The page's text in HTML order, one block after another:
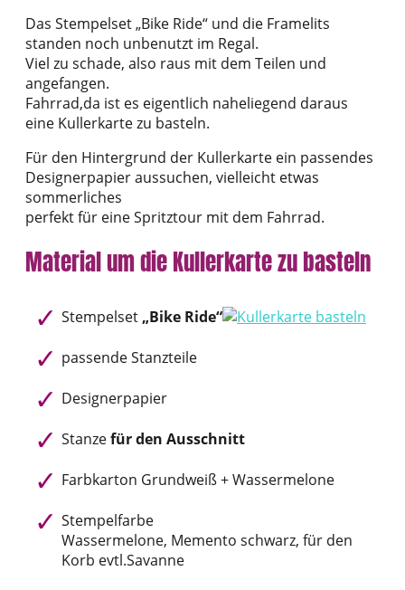
Das Stempelset „Bike Ride“ und die Framelits
standen noch unbenutzt im Regal.
Viel zu schade, also raus mit dem Teilen und
angefangen.
Fahrrad,da ist es eigentlich naheliegend daraus
eine Kullerkarte zu basteln.
Für den Hintergrund der Kullerkarte ein passendes
Designerpapier aussuchen, vielleicht etwas
sommerliches
perfekt für eine Spritztour mit dem Fahrrad.
Material um die Kullerkarte zu basteln
Stempelset „Bike Ride“
passende Stanzteile
Designerpapier
Stanzefür den Ausschnitt
Farbkarton Grundweiß + Wassermelone
Stempelfarbe
Wassermelone, Memento schwarz, für den
Korb evtl.Savanne